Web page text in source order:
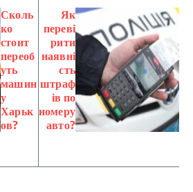
Сколь
ко
стоит
переоб
уть
машин
у
Харьк
ов?
Як
переві
рити
наявні
сть
штраф
ів по
номеру
авто?